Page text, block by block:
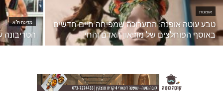
אומנות
טבע עוטה אופנה: התערוכה שמפיחה חיים חדשים
באוסף הפוחלצים של מוזיאון האדם והחי
מדינת ת"א